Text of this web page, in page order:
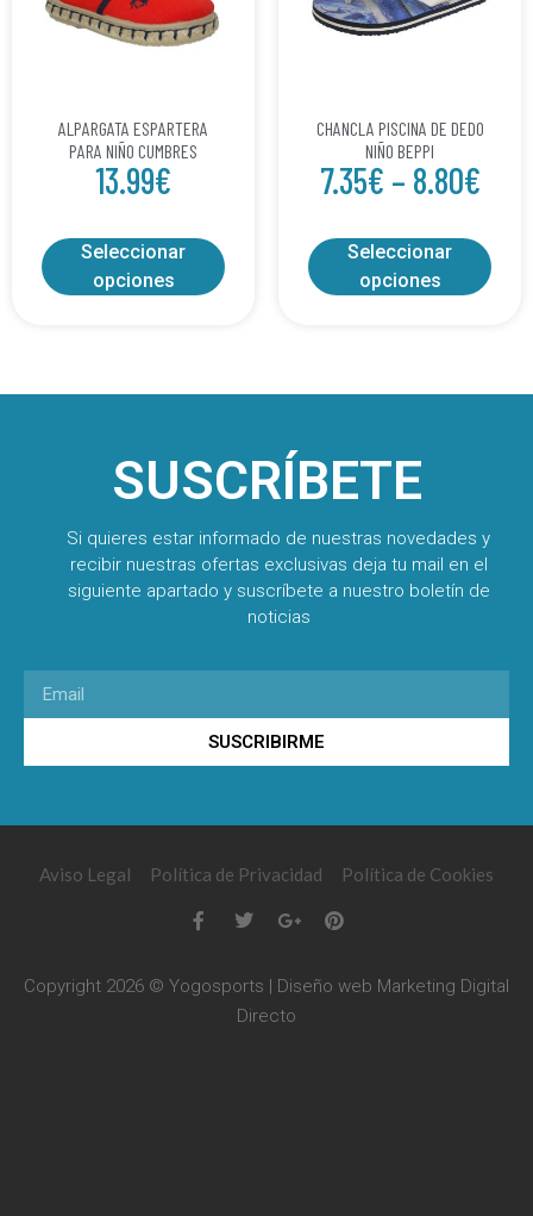
ALPARGATA ESPARTERA
PARA NIÑO CUMBRES
13.99€
Seleccionar
opciones
CHANCLA PISCINA DE DEDO
NIÑO BEPPI
7.35€ – 8.80€
Seleccionar
opciones
SUSCRÍBETE
Si quieres estar informado de nuestras novedades y
recibir nuestras ofertas exclusivas deja tu mail en el
siguiente apartado y suscríbete a nuestro boletín de
noticias
SUSCRIBIRME
Aviso Legal Política de Privacidad Política de Cookies
Copyright 2026 © Yogosports | Diseño web Marketing Digital
Directo